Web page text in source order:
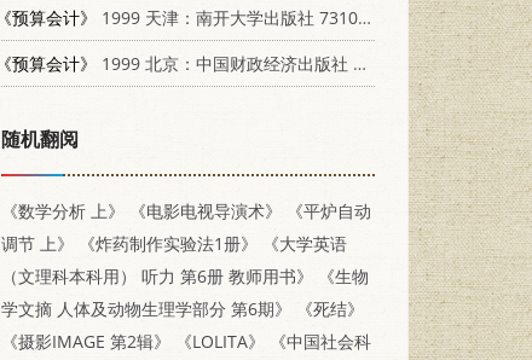
《预算会计》
1999 天津：南开大学出版社 7310012976
《预算会计》
1999 北京：中国财政经济出版社 7500542704
随机翻阅
《数学分析 上》 《电影电视导演术》
《平炉自动
调节 上》
《炸药制作实验法1册》
《大学英语
（文理科本科用） 听力 第6册 教师用书》
《生物
学文摘 人体及动物生理学部分 第6期》
《死结》
《摄影IMAGE 第2辑》
《LOLITA》
《中国社会科